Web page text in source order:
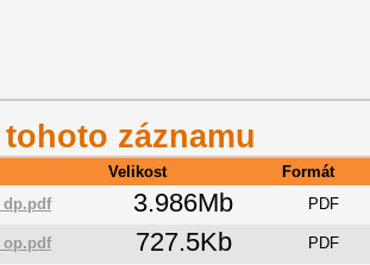
záznamu
Velikost
Formát
3.986Mb PDF
727.5Kb PDF